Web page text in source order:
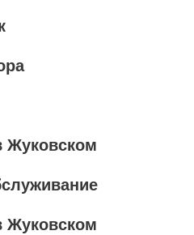
Жуковском
Жуковском